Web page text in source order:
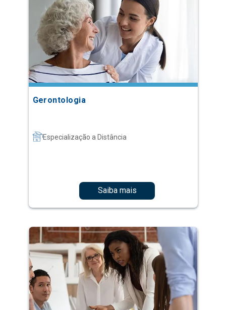
Gerontologia
Especialização a Distância
Saiba mais